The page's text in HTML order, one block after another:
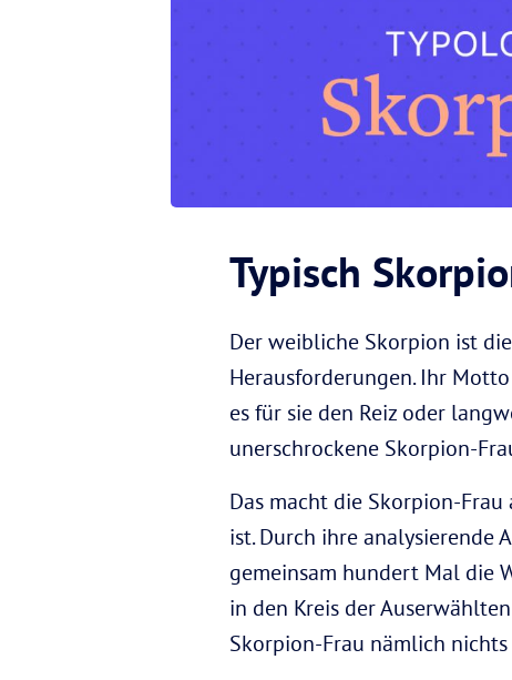
Typisch
Der weibliche Skorpion ist
Herausforderungen. Ihr
es für sie den Reiz oder
unerschrockene Skorpion-
Das macht die Skorpion-
ist. Durch ihre analysierende
gemeinsam hundert Mal die
in den Kreis der
Skorpion-Frau nämlich